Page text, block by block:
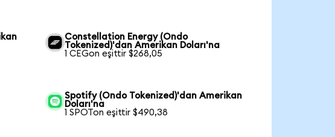
Constellation Energy (Ondo
Tokenized)'dan Amerikan Doları'na
1 CEGon eşittir $268,05
Spotify (Ondo Tokenized)'dan Amerikan
Doları'na
1 SPOTon eşittir $490,38